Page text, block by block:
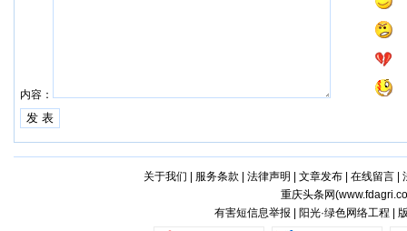
房祖名不是毫无想法，他和李连杰倾诉很多，但说到后还还是担心多过决心，
脸。可是世界上哪来的万无一失，想要不失败，不出错，唯一的办法就是不要开
这也许就是他自己心里的“人工墙”。
心理学家研究了人一生的成长规律，发现所谓“叛逆”是每个人必须经历的坎。
内容：
关于我们 服务条款 法律声明 文章发布| 在线留言|
重庆头条网(
有害短信息举报 | 阳光·绿色网络工程 |